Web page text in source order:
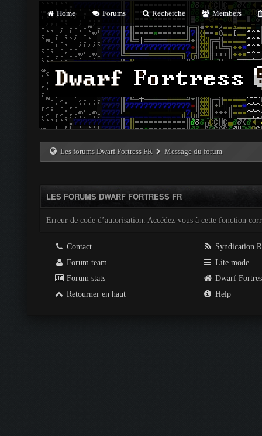
Home Forums Recherche Members
Les forums Dwarf Fortress FR Message du forum
LES FORUMS DWARF FORTRESS FR
Erreur de code d’autorisation. Accédez-vous à cette fonction
Contact
Forum team
Forum stats
Retourner en haut
Syndication
Lite mode
Dwarf
Help